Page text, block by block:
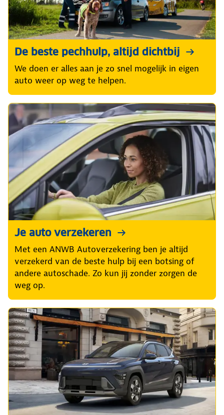
De beste pechhulp, altijd dichtbij
We doen er alles aan je zo snel mogelijk in eigen
auto weer op weg te helpen.
Je auto verzekeren
Met een ANWB Autoverzekering ben je altijd
verzekerd van de beste hulp bij een botsing of
andere autoschade. Zo kun jij zonder zorgen de
weg op.